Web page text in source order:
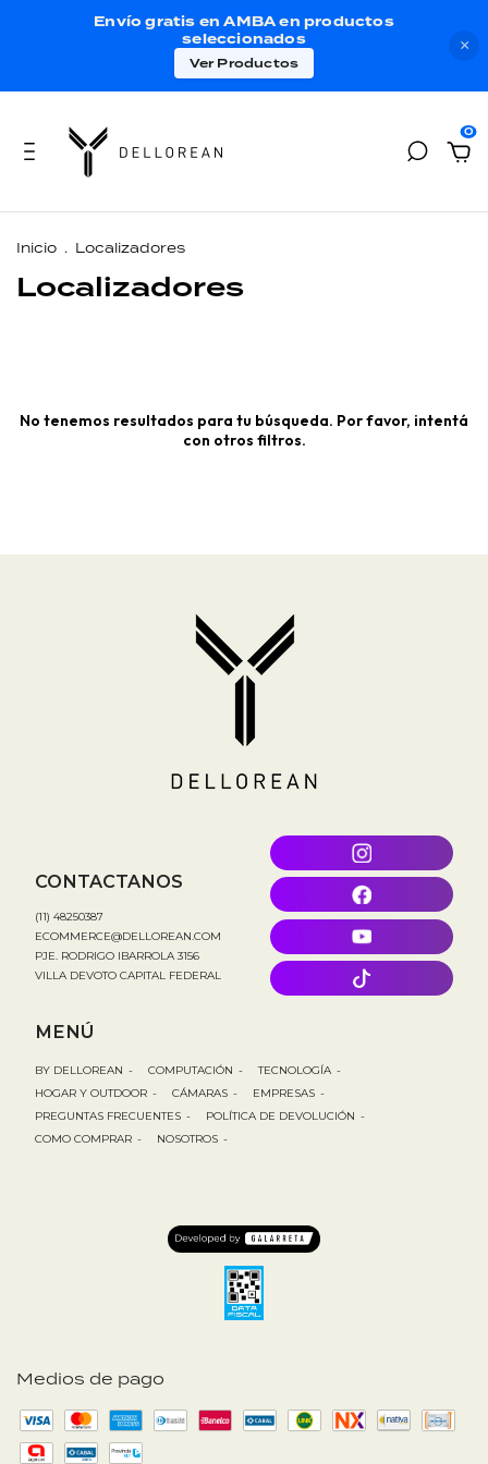
×
Envío gratis en AMBA en productos
seleccionados
Ver Productos
0
Inicio . Localizadores
Localizadores
No tenemos resultados para tu búsqueda. Por favor, intentá
con otros filtros.
Medios de pago
CONTACTANOS
(11) 48250387
ECOMMERCE@DELLOREAN.COM
PJE. RODRIGO IBARROLA 3156
VILLA DEVOTO CAPITAL FEDERAL
MENÚ
BY DELLOREAN - COMPUTACIÓN - TECNOLOGÍA -
HOGAR Y OUTDOOR - CÁMARAS - EMPRESAS -
PREGUNTAS FRECUENTES - POLÍTICA DE DEVOLUCIÓN -
COMO COMPRAR - NOSOTROS -